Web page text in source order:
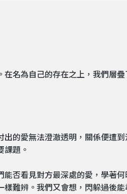
名為自己的存在之上，我們層
的愛無法澄澈透明，關係便遭
課題。
否看見對方最深處的愛，學著
難辨。我們又會想，閃躲過後